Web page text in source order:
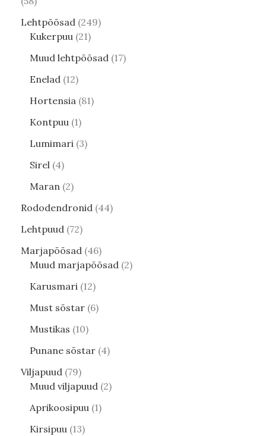
Lehtpõõsad 249
Kukerpuu 21
Muud lehtpõõsad 17
Enelad 12
Hortensia 81
Kontpuu 1
Lumimari 3
Sirel 4
Maran 2
Rododendronid 44
Lehtpuud 72
Marjapõõsad 46
Muud marjapõõsad 2
Karusmari 12
Must sõstar 6
Mustikas 10
Punane sõstar 4
Viljapuud 79
Muud viljapuud 2
Aprikoosipuu 1
Kirsipuu 13